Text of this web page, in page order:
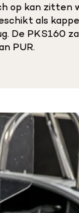
op kan zitten
als
De PKS160
PUR.